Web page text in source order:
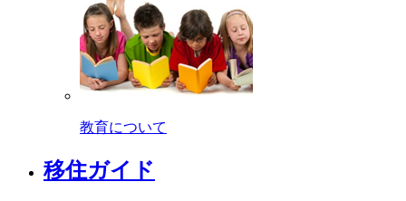
教育について
移住ガイド